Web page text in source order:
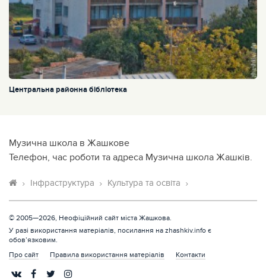
Центральна районна бібліотека
Музична школа в Жашкове
Телефон, час роботи та адреса Музична школа Жашків.
Інфраструктура Культура та освіта
© 2005—2026, Неофіційний сайт міста Жашкова.
У разі використання матеріалів, посилання на zhashkiv.info є
обов’язковим.
Про сайт
Правила використання матеріалів Контакти